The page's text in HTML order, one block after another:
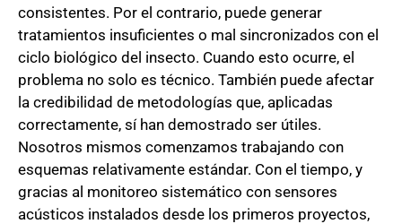
consistentes. Por el contrario, puede generar
tratamientos insuficientes o mal sincronizados con el
ciclo biológico del insecto. Cuando esto ocurre, el
problema no solo es técnico. También puede afectar
la credibilidad de metodologías que, aplicadas
correctamente, sí han demostrado ser útiles.
Nosotros mismos comenzamos trabajando con
esquemas relativamente estándar. Con el tiempo, y
gracias al monitoreo sistemático con sensores
acústicos instalados desde los primeros proyectos,